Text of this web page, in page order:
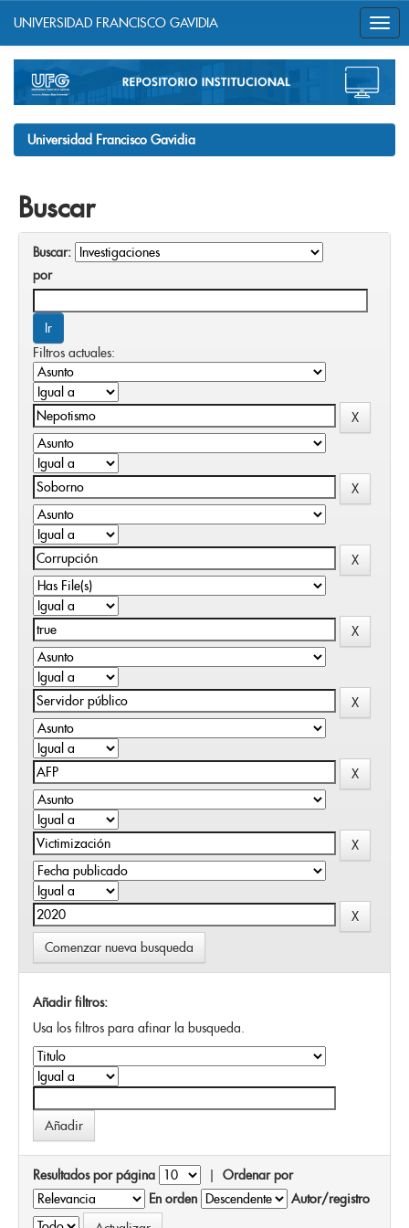
navigation
UNIVERSIDAD FRANCISCO GAVIDIA
Universidad Francisco Gavidia
Buscar
Buscar:
por
Filtros actuales:
Comenzar nueva busqueda
Añadir filtros:
Usa los filtros para afinar la busqueda.
Resultados por página | Ordenar por
En orden
Autor/registro